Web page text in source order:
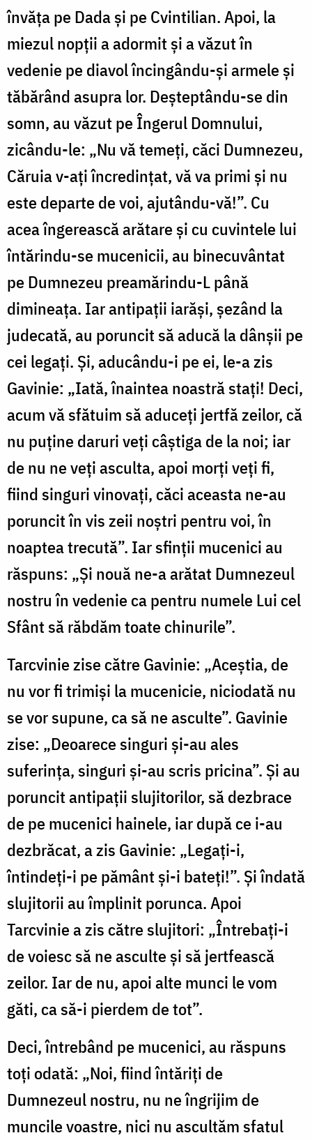
învăța pe Dada și pe Cvintilian. Apoi, la
miezul nopții a adormit și a văzut în
vedenie pe diavol încingându-și armele și
tăbărând asupra lor. Deșteptându-se din
somn, au văzut pe Îngerul Domnului,
zicându-le: „Nu vă temeți, căci Dumnezeu,
Căruia v-ați încredințat, vă va primi și nu
este departe de voi, ajutându-vă!”. Cu
acea îngerească arătare și cu cuvintele lui
întărindu-se mucenicii, au binecuvântat
pe Dumnezeu preamărindu-L până
dimineața. Iar antipații iarăși, șezând la
judecată, au poruncit să aducă la dânșii pe
cei legați. Și, aducându-i pe ei, le-a zis
Gavinie: „Iată, înaintea noastră stați! Deci,
acum vă sfătuim să aduceți jertfă zeilor, că
nu puține daruri veți câștiga de la noi; iar
de nu ne veți asculta, apoi morți veți fi,
fiind singuri vinovați, căci aceasta ne-au
poruncit în vis zeii noștri pentru voi, în
noaptea trecută”. Iar sfinții mucenici au
răspuns: „Și nouă ne-a arătat Dumnezeul
nostru în vedenie ca pentru numele Lui cel
Sfânt să răbdăm toate chinurile”.
Tarcvinie zise către Gavinie: „Aceștia, de
nu vor fi trimiși la mucenicie, niciodată nu
se vor supune, ca să ne asculte”. Gavinie
zise: „Deoarece singuri și-au ales
suferința, singuri și-au scris pricina”. Și au
poruncit antipații slujitorilor, să dezbrace
de pe mucenici hainele, iar după ce i-au
dezbrăcat, a zis Gavinie: „Legați-i,
întindeți-i pe pământ și-i bateți!”. Și îndată
slujitorii au împlinit porunca. Apoi
Tarcvinie a zis către slujitori: „Întrebați-i
de voiesc să ne asculte și să jertfească
zeilor. Iar de nu, apoi alte munci le vom
găti, ca să-i pierdem de tot”.
Deci, întrebând pe mucenici, au răspuns
toți odată: „Noi, fiind întăriți de
Dumnezeul nostru, nu ne îngrijim de
muncile voastre, nici nu ascultăm sfatul